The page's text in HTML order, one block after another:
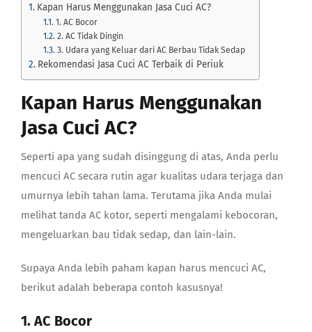
Kapan Harus Menggunakan Jasa Cuci AC?
1. AC Bocor
2. AC Tidak Dingin
3. Udara yang Keluar dari AC Berbau Tidak Sedap
Rekomendasi Jasa Cuci AC Terbaik di Periuk
Kapan Harus Menggunakan
Jasa Cuci AC?
Seperti apa yang sudah disinggung di atas, Anda perlu
mencuci AC secara rutin agar kualitas udara terjaga dan
umurnya lebih tahan lama. Terutama jika Anda mulai
melihattanda AC kotor, seperti mengalami kebocoran,
mengeluarkan bau tidak sedap, dan lain-lain.
Supaya Anda lebih paham kapan harus mencuci AC,
berikut adalah beberapa contoh kasusnya!
1. AC Bocor